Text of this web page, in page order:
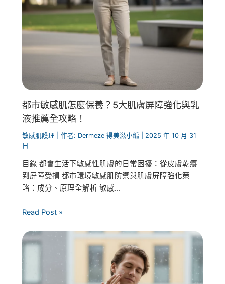
都市敏感肌怎麼保養？5大肌膚屏障強化與乳
液推薦全攻略！
敏感肌護理 | 作者: Dermeze 得美滋小編
2025 年 10 月 31
日
目錄 都會生活下敏感性肌膚的日常困擾：從皮膚乾癢
到屏障受損 都市環境敏感肌防禦與肌膚屏障強化策
略：成分、原理全解析 敏感...
Read Post »